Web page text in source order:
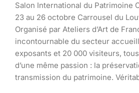
Salon International du Patrimoine
23 au 26 octobre Carrousel du
Organisé par Ateliers d’Art de
incontournable du secteur
exposants et 20 000 visiteurs,
d’une même passion : la
transmission du patrimoine.